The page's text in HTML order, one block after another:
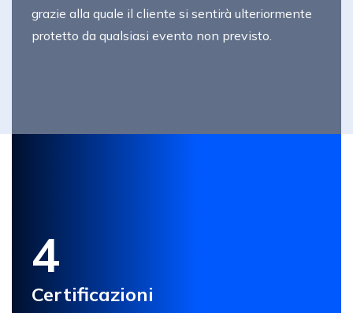
grazie alla quale il cliente si sentirà ulteriormente
protetto da qualsiasi evento non previsto.
4
Certificazioni